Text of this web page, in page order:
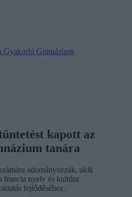
Gyakorló Gimnázium
kapott az
tanára
adományozzák, akik
francia nyelv és kultúra
fejlődéséhez.